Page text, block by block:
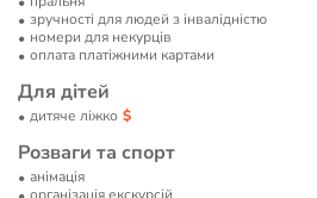
зручності для людей з інвалідністю
номери для некурців
оплата платіжними картами
Для дітей
дитяче ліжко
Розваги та спорт
анімація